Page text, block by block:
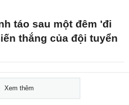
táo sau một đêm 'đi
thắng của đội tuyển
Xem thêm